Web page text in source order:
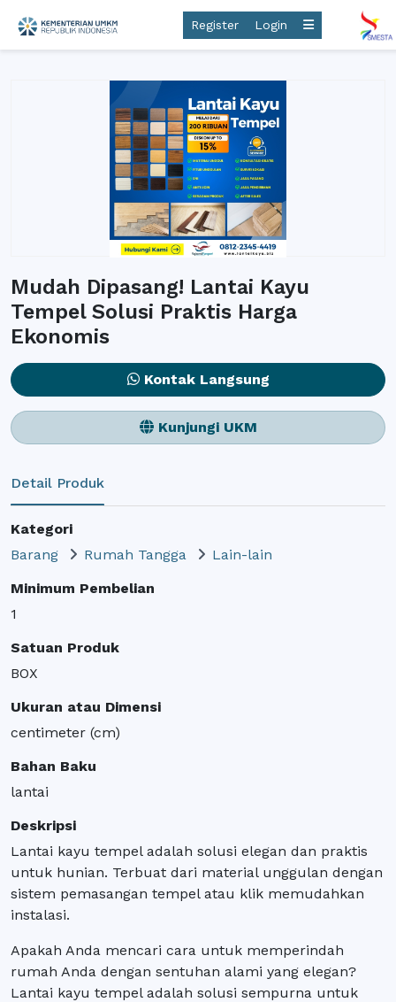
Register Login
Mudah Dipasang! Lantai Kayu
Tempel Solusi Praktis Harga
Ekonomis
Kontak Langsung
Kunjungi UKM
Detail Produk
Kategori
Barang
Rumah Tangga
Lain-lain
Minimum Pembelian
1
Satuan Produk
BOX
Ukuran atau Dimensi
centimeter (cm)
Bahan Baku
lantai
Deskripsi
Lantai kayu tempel adalah solusi elegan dan praktis
untuk hunian. Terbuat dari material unggulan dengan
sistem pemasangan tempel atau klik memudahkan
instalasi.
Apakah Anda mencari cara untuk memperindah
rumah Anda dengan sentuhan alami yang elegan?
Lantai kayu tempel adalah solusi sempurna untuk